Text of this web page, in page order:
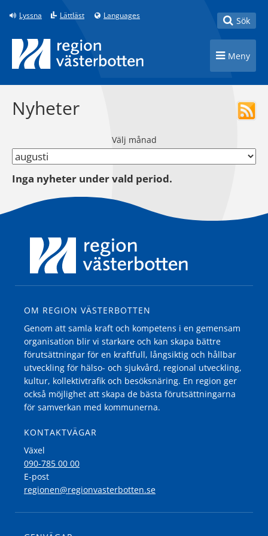
Till innehåll på sidan
Lyssna Lättläst Languages Toggle
Sök
Toggle
Meny
Nyheter
Välj månad
Inga nyheter under vald period.
OM REGION VÄSTERBOTTEN
Genom att samla kraft och kompetens i en gemensam
organisation blir vi starkare och kan skapa bättre
förutsättningar för en kraftfull, långsiktig och hållbar
utveckling för hälso- och sjukvård, regional utveckling,
kultur, kollektivtrafik och besöksnäring. En region ger
också möjlighet att skapa de bästa förutsättningarna
för samverkan med kommunerna.
KONTAKTVÄGAR
Växel
090-785 00 00
E-post
regionen@regionvasterbotten.se